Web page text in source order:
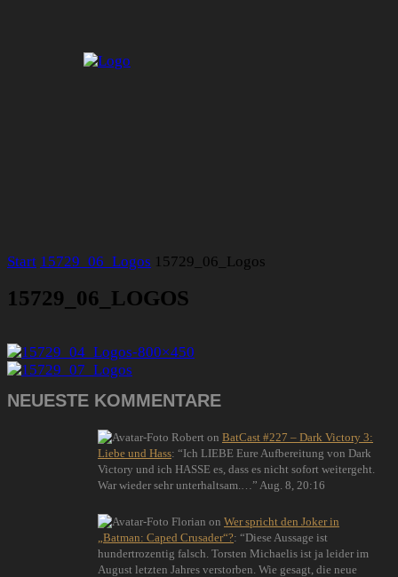
Start 15729_06_Logos 15729_06_Logos
15729_06_LOGOS
NEUESTE KOMMENTARE
Robert on BatCast #227 – Dark Victory 3:
Liebe und Hass: “Ich LIEBE Eure Aufbereitung von Dark
Victory und ich HASSE es, dass es nicht sofort weitergeht.
War wieder sehr unterhaltsam.… ” Aug. 8, 20:16
Florian on Wer spricht den Joker in
„Batman: Caped Crusader“?: “Diese Aussage ist
hundertrozentig falsch. Torsten Michaelis ist ja leider im
August letzten Jahres verstorben. Wie gesagt, die neue